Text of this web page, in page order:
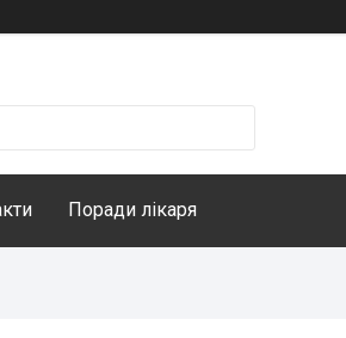
Поради лікаря